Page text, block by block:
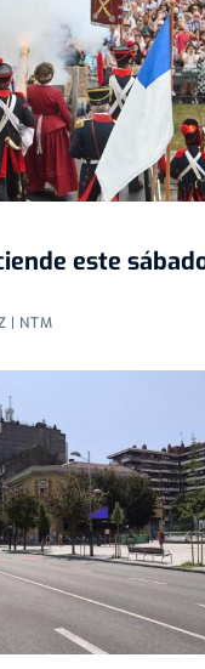
este
| NTM